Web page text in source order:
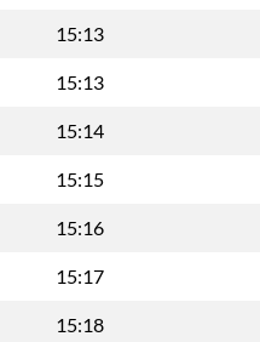
15:13
15:13
15:14
15:15
15:16
15:17
15:18